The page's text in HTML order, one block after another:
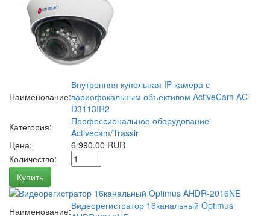
Наименование:
Внутренняя купольная IP-камера с
вариофокальным объективом ActiveCam AC-
D3113IR2
Категория:
Профессиональное оборудование
Activecam/Trassir
Цена:
6 990.00 RUR
Количество:
Купить
Наименование:Видеорегистратор 16канальный Optimus